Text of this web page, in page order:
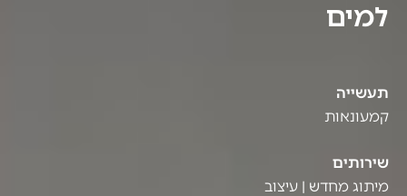
למים
תעשייה
קמעונאות
שירותים
מיתוג מחדש | עיצוב